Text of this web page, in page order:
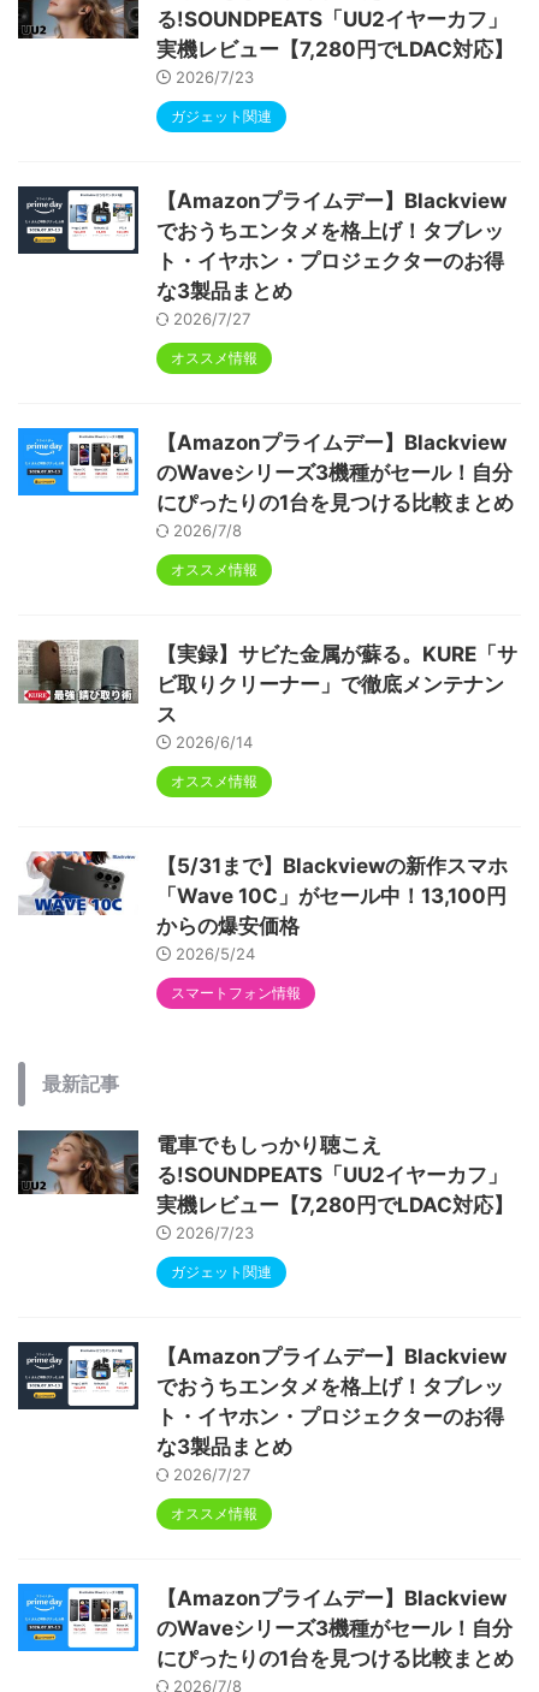
る!SOUNDPEATS「UU2イヤーカフ」
実機レビュー【7,280円でLDAC対応】
2026/7/23
ガジェット関連
【Amazonプライムデー】Blackview
でおうちエンタメを格上げ！タブレッ
ト・イヤホン・プロジェクターのお得
な3製品まとめ
2026/7/27
オススメ情報
【Amazonプライムデー】Blackview
のWaveシリーズ3機種がセール！自分
にぴったりの1台を見つける比較まとめ
2026/7/8
オススメ情報
【実録】サビた金属が蘇る。KURE「サ
ビ取りクリーナー」で徹底メンテナン
ス
2026/6/14
オススメ情報
【5/31まで】Blackviewの新作スマホ
「Wave 10C」がセール中！13,100円
からの爆安価格
2026/5/24
スマートフォン情報
最新記事
電車でもしっかり聴こえ
る!SOUNDPEATS「UU2イヤーカフ」
実機レビュー【7,280円でLDAC対応】
2026/7/23
ガジェット関連
【Amazonプライムデー】Blackview
でおうちエンタメを格上げ！タブレッ
ト・イヤホン・プロジェクターのお得
な3製品まとめ
2026/7/27
オススメ情報
【Amazonプライムデー】Blackview
のWaveシリーズ3機種がセール！自分
にぴったりの1台を見つける比較まとめ
2026/7/8